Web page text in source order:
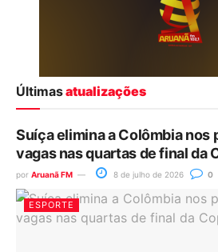
Últimasatualizações
Suíça elimina a Colômbia nos
vagas nas quartas de final da
por Aruanã FM 8 de julho de 2026 0
ESPORTE